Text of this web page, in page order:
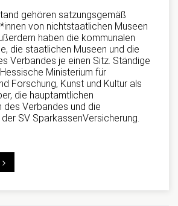
gehören satzungsgemäß
von nichtstaatlichen Museen
haben die kommunalen
die staatlichen Museen und die
Verbandes je einen Sitz. Ständige
Ministerium für
Forschung, Kunst und Kultur als
die hauptamtlichen
des Verbandes und die
SV SparkassenVersicherung.